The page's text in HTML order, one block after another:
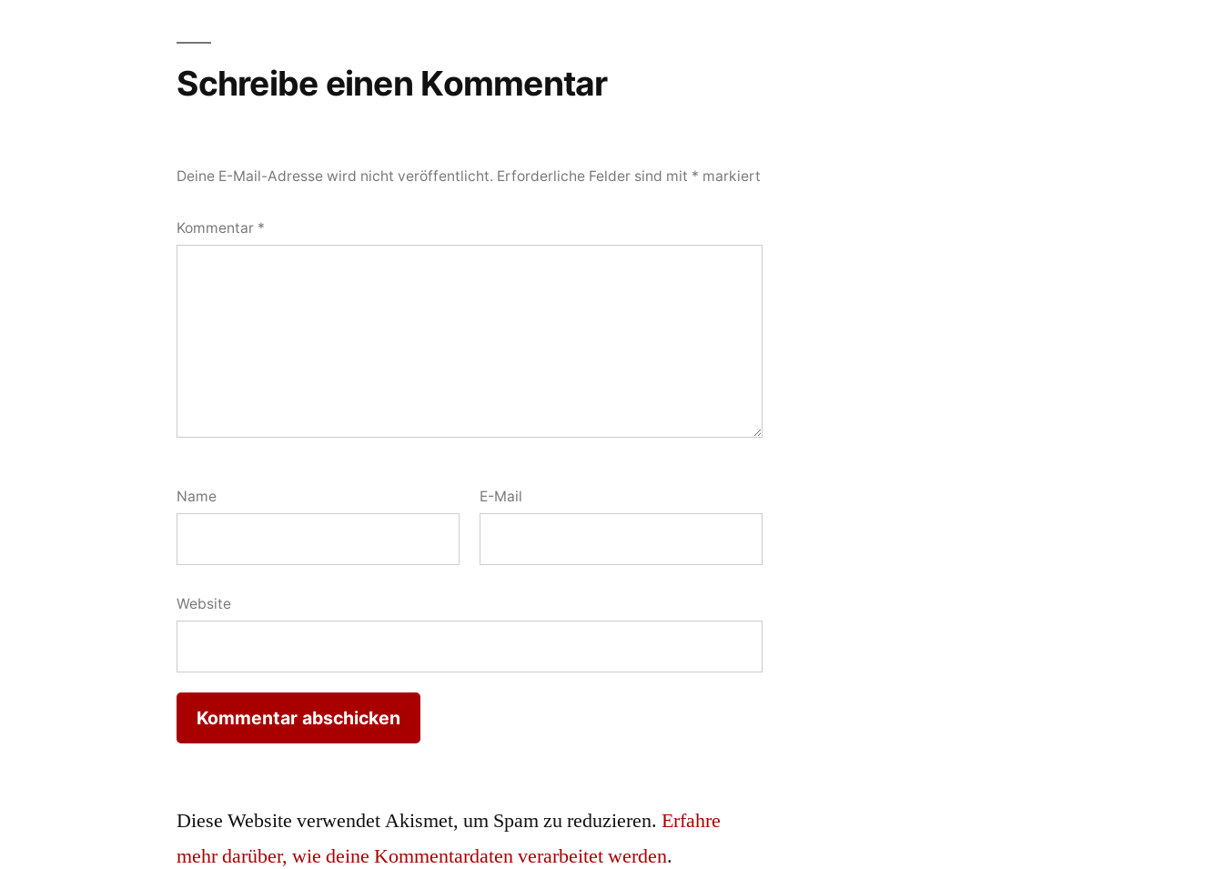
Schreibe einen Kommentar
Deine E-Mail-Adresse wird nicht veröffentlicht. Erforderliche Felder sind mit * markiert
Kommentar *
Name E-Mail
Website
Diese Website verwendet Akismet, um Spam zu reduzieren.Erfahre
mehr darüber, wie deine Kommentardaten verarbeitet werden.